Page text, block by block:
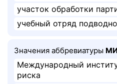
участок обработки
учебный отряд
Значения аббревиатуры
Международный
риска